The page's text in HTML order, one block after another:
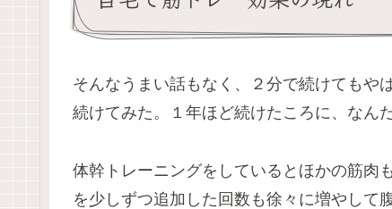
そんなうまい話もなく、２分で続けてもや
続けてみた。１年ほど続けたころに、なん
体幹トレーニングをしているとほかの筋肉
を少しずつ追加した回数も徐々に増やして